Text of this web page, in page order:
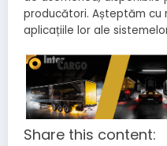
producători. Așteptăm cu
aplicațiile lor ale
Share this content: